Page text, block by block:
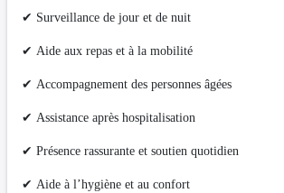
✔ Surveillance de jour et de nuit
✔ Aide aux repas et à la mobilité
✔ Accompagnement des personnes âgées
✔ Assistance après hospitalisation
✔ Présence rassurante et soutien quotidien
✔ Aide à l’hygiène et au confort